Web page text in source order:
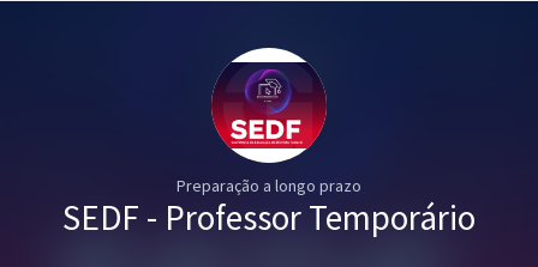
Graduação
Preparação a longo prazo
SEDF - Professor Temporário